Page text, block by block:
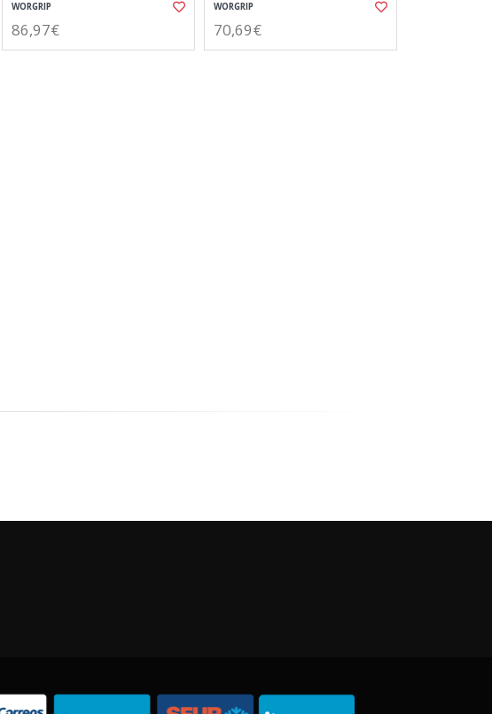
WORGRIP
86,97€
WORGRIP
70,69€